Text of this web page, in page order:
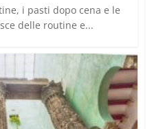
i pasti dopo cena e le
delle routine e...